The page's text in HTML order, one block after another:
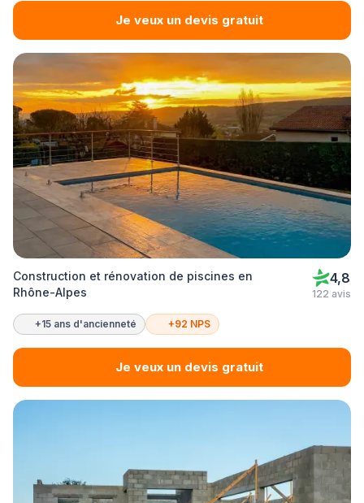
Je veux un devis gratuit
Construction et rénovation de piscines en
Rhône-Alpes
4,8
122 avis
+15 ans d'ancienneté +92 NPS
Je veux un devis gratuit